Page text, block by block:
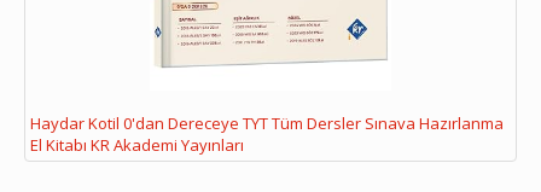
Haydar Kotil 0'dan Dereceye TYT Tüm Dersler Sınava Hazırlanma
El Kitabı KR Akademi Yayınları